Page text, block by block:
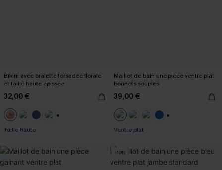
Bikini avec bralette torsadée florale
et taille haute épissée
32,00 €
Taille haute
Maillot de bain une pièce ventre plat
bonnets souples
39,00 €
Ventre plat
-10%